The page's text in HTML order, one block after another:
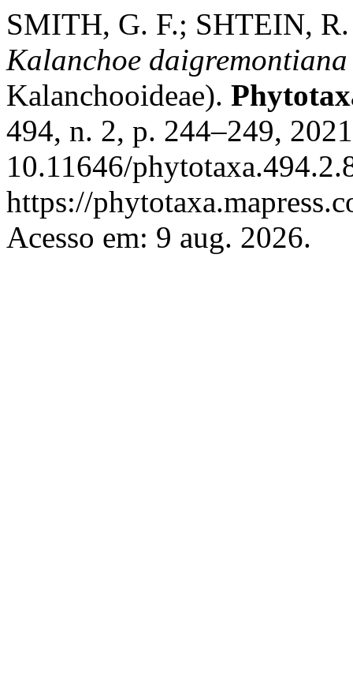
SMITH, G. F.; SHTEIN,
Kalanchoe daigremontiana
Kalanchooideae).
494, n. 2, p. 244–249,
10.11646/
https://
Acesso em: 9 aug. 2026.